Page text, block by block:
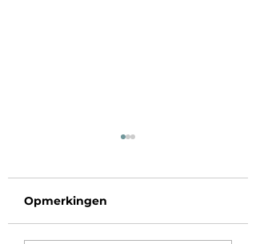
Opmerkingen